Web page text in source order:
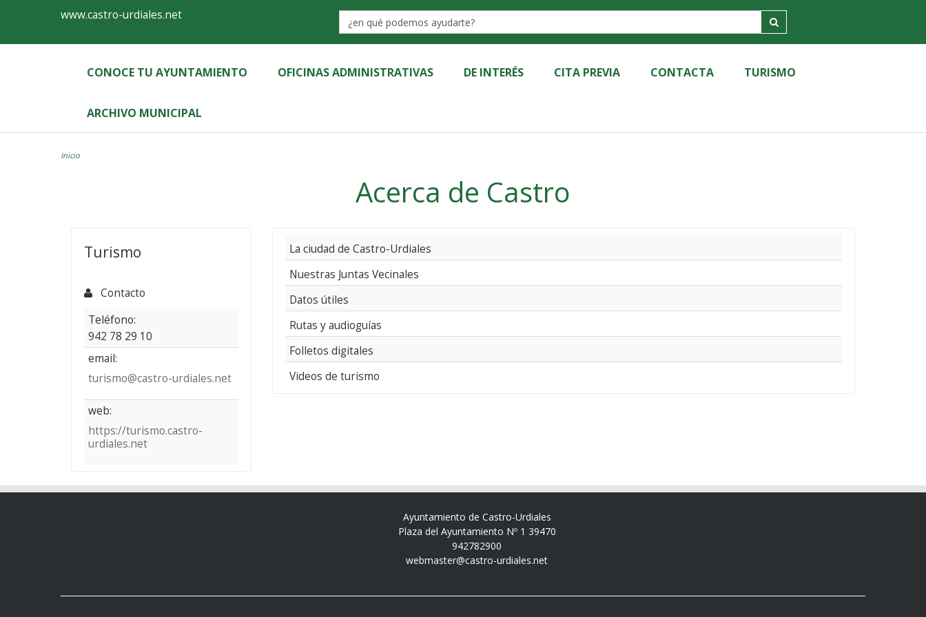
FormularioAyuntamiento
de
Castro-
Urdiales
www.castro-urdiales.net
CONOCE TU AYUNTAMIENTO OFICINAS ADMINISTRATIVAS DE INTERÉS CITA PREVIA CONTACTA TURISMO
ARCHIVO MUNICIPAL
Inicio
Acerca de Castro
Turismo
Contacto
Teléfono:
942 78 29 10
email:
turismo@castro-urdiales.net
web:
https://turismo.castro-
urdiales.net
La ciudad de Castro-Urdiales
Nuestras Juntas Vecinales
Datos útiles
Rutas y audioguías
Folletos digitales
Videos de turismo
Ayuntamiento de Castro-Urdiales
Plaza del Ayuntamiento Nº 1 39470
942782900
webmaster@castro-urdiales.net